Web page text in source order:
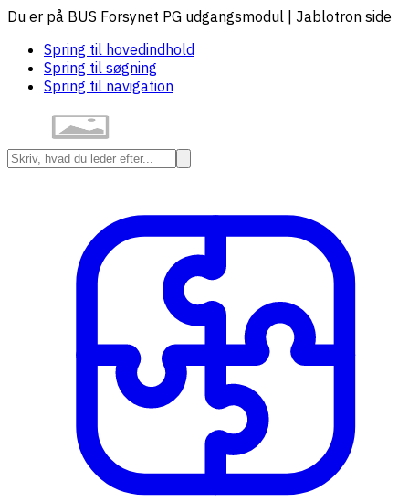
Du er på BUS Forsynet PG udgangsmodul | Jablotron side
Spring til hovedindhold
Spring til søgning
Spring til navigation